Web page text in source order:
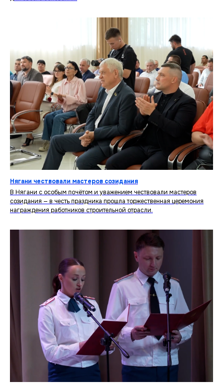
Нягани чествовали мастеров созидания
В Нягани с особым почётом и уважением чествовали мастеров
созидания — в честь праздника прошла торжественная церемония
награждения работников строительной отрасли.